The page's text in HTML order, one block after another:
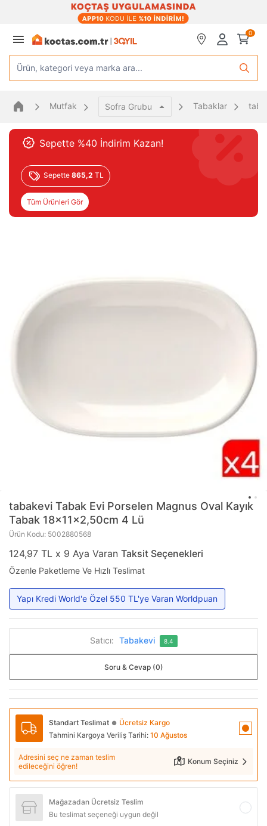
0
Ürün, kategori veya marka ara...
Mutfak Sofra Grubu Tabaklar
Sepette %40 İndirim Kazan!
Sepette 865,2 TL
Tüm Ürünleri Gör
tabakevi Tabak Evi Porselen Magnus Oval Kayık
Tabak 18x11x2,50cm 4 Lü
Ürün Kodu: 5002880568
124,97 TL x 9 Aya Varan Taksit Seçenekleri
Özenle Paketleme Ve Hızlı Teslimat
Yapı Kredi World'e Özel 550 TL'ye Varan Worldpuan
Satıcı: Tabakevi 8.4
Soru & Cevap (0)
Standart Teslimat ● Ücretsiz Kargo
Tahmini Kargoya Veriliş Tarihi: 10 Ağustos
Adresini seç ne zaman teslim
edileceğini öğren!
Konum Seçiniz
Mağazadan Ücretsiz Teslim
Bu teslimat seçeneği uygun değil